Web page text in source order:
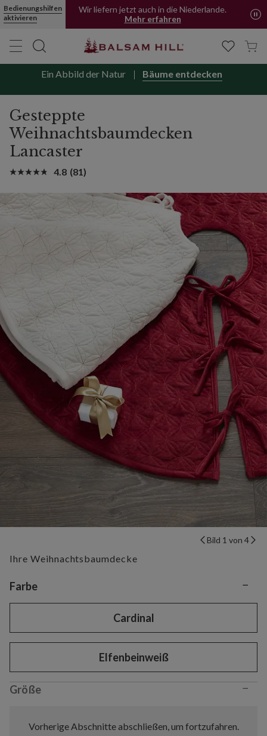
Bedienungshilfen
aktivieren
Wir liefern jetzt auch in die Niederlande.
Mehr erfahren
Ein Abbild der Natur Bäume entdecken
Gesteppte
Weihnachtsbaumdecken
Lancaster
4.8 (81)
Bild 1 von 4
Ihre Weihnachtsbaumdecke
Variant selection
Farbe −
Cardinal
Elfenbeinweiß
Größe −
Vorherige Abschnitte abschließen, um fortzufahren.